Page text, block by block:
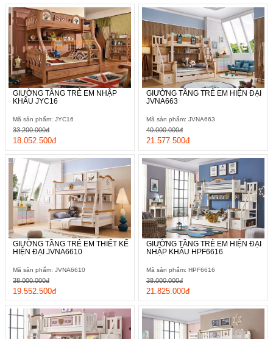
GIƯỜNG TẦNG TRẺ EM NHẬP
KHẨU JYC16
Mã sản phẩm: JYC16
18.052.500đ
33.200.000đ
GIƯỜNG TẦNG TRẺ EM HIỆN ĐẠI
JVNA663
Mã sản phẩm: JVNA663
21.577.500đ
40.000.000đ
GIƯỜNG TẦNG TRẺ EM THIẾT KẾ
HIỆN ĐẠI JVNA6610
Mã sản phẩm: JVNA6610
19.552.500đ
38.000.000đ
GIƯỜNG TẦNG TRẺ EM HIỆN ĐẠI
NHẬP KHẨU HPF6616
Mã sản phẩm: HPF6616
21.825.000đ
38.000.000đ